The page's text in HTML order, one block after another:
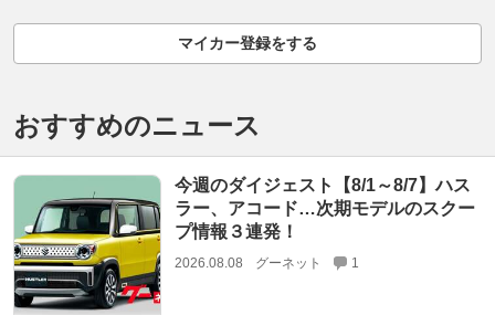
マイカー登録をする
おすすめのニュース
今週のダイジェスト【8/1～8/7】ハス
ラー、アコード…次期モデルのスクー
プ情報３連発！
2026.08.08 グーネット 1